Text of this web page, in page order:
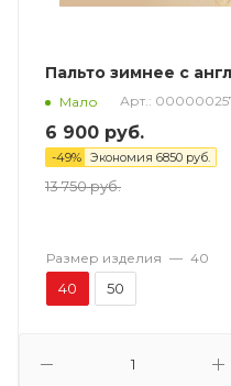
Пальто зимнее с
Мало Арт.:
6 900 руб.
-49% Экономия 6850 руб.
13 750руб.
Размер изделия — 40
40 50